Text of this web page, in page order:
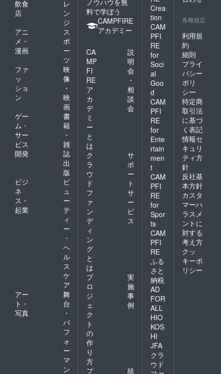
飲食
店
レ
ン
ジ
アニ
メ・
漫画
ス
ポ
ー
ツ
ファ
ッ
ショ
ン
映
像
・
映
画
ゲー
ム・
サー
ビス
開発
書
籍
・
雑
誌
出
版
ビジ
ネ
ス・
起業
ビ
ュ
ー
テ
ィ
ー
・
ヘ
ル
ス
ケ
ア
アー
ト・
写真
舞
台
・
パ
フ
ォ
ー
マ
ン
ノウハウを無
料で学ぼう
CAMPFIRE
アカデミー
CA
MP
FI
RE
ア
カ
デ
ミ
ー
と
は
説
明
会
・
相
談
会
ク
ラ
ウ
ド
フ
ァ
ン
デ
ィ
ン
グ
と
は
サ
ポ
ー
ト
サ
ー
ビ
ス
プ
ロ
ジ
ェ
ク
ト
の
作
り
方
実
施
事
例
プ
統
Crea
tion
CAM
PFI
RE
for
Soci
al
Goo
d
CAM
PFI
RE
for
Ente
rtain
men
t
CAM
PFI
RE
for
Spor
ts
CAM
PFI
RE
ふる
さと
納税
AD
FOR
ALL
HIO
KOS
HI
JFA
クラ
ウド
各種規定
利用規
約
細則
プライ
バシー
ポリ
シー
特定商
取引法
に基づ
く表記
情報セ
キュリ
ティ方
針
反社基
本方針
カスタ
マーハ
ラスメ
ントに
対する
考え方
クッ
キーポ
リシー